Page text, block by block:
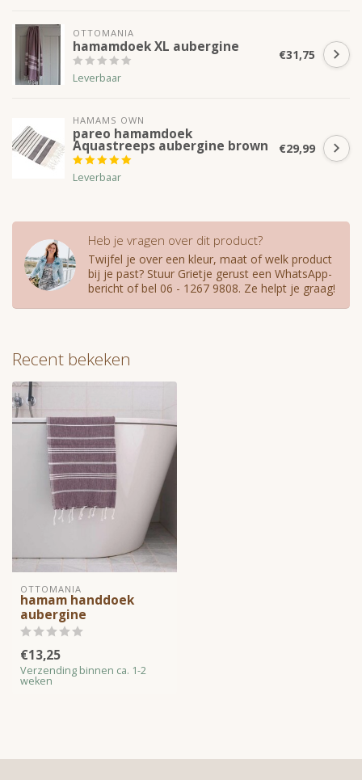
OTTOMANIA
hamamdoek XL aubergine
Leverbaar
€31,75
HAMAMS OWN
pareo hamamdoek
Aquastreeps aubergine brown
Leverbaar
€29,99
Heb je vragen over dit product?
Twijfel je over een kleur, maat of welk product
bij je past? Stuur Grietje gerust een WhatsApp-
bericht of bel 06 - 1267 9808. Ze helpt je graag!
Recent bekeken
OTTOMANIA
hamam handdoek
aubergine
€13,25
Verzending binnen ca. 1-2
weken